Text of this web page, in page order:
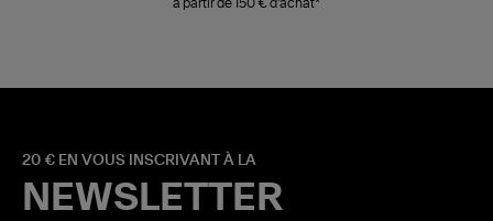
à partir de 150 € d'achat*
20 € EN VOUS INSCRIVANT À LA
NEWSLETTER